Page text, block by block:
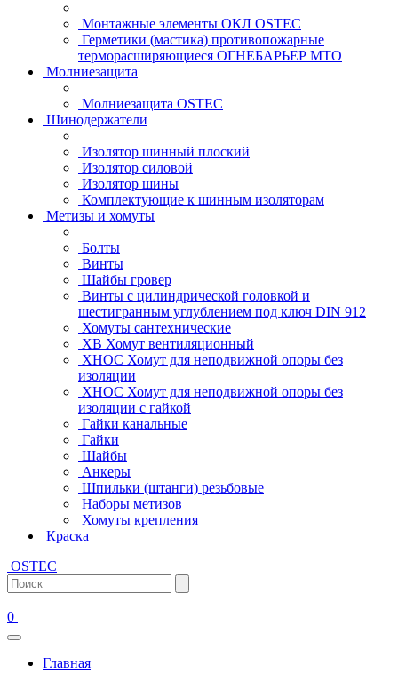
Монтажные элементы ОКЛ OSTEC
Герметики (мастика) противопожарные
терморасширяющиеся ОГНЕБАРЬЕР МТО
Молниезащита
Молниезащита OSTEC
Шинодержатели
Изолятор шинный плоский
Изолятор силовой
Изолятор шины
Комплектующие к шинным изоляторам
Метизы и хомуты
Болты
Винты
Шайбы гровер
Винты с цилиндрической головкой и
шестигранным углублением под ключ DIN 912
Хомуты сантехнические
ХВ Хомут вентиляционный
ХНОС Хомут для неподвижной опоры без
изоляции
ХНОС Хомут для неподвижной опоры без
изоляции с гайкой
Гайки канальные
Гайки
Шайбы
Анкеры
Шпильки (штанги) резьбовые
Наборы метизов
Хомуты крепления
Краска
OSTEC
0
Главная